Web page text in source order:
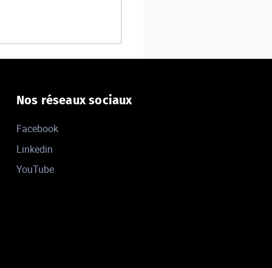
Nos réseaux sociaux
Facebook
Linkedin
YouTube